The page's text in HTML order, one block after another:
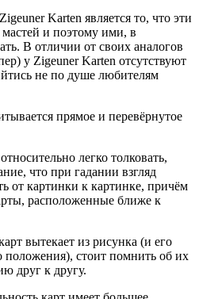
Karten является то, что эти
и поэтому ими, в
В отличии от своих аналогов
у Zigeuner Karten отсутствуют
не по душе любителям
прямое и перевёрнутое
легко толковать,
что при гадании взгляд
от картинки к картинке, причём
расположенные ближе к
вытекает из рисунка (и его
положения), стоит помнить об их
друг к другу.